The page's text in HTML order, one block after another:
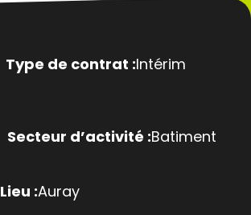
Type de contrat :Intérim
Secteur d’activité :Batiment
Lieu :Auray